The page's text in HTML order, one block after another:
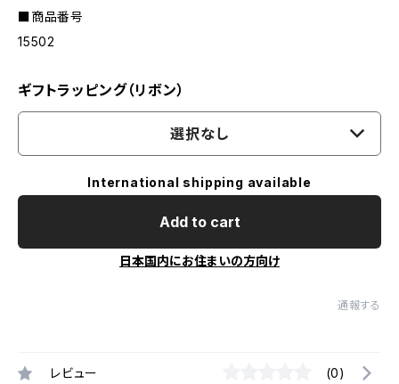
■商品番号
15502
ギフトラッピング（リボン）
選択なし
International shipping available
Add to cart
日本国内にお住まいの方向け
通報する
レビュー (0)